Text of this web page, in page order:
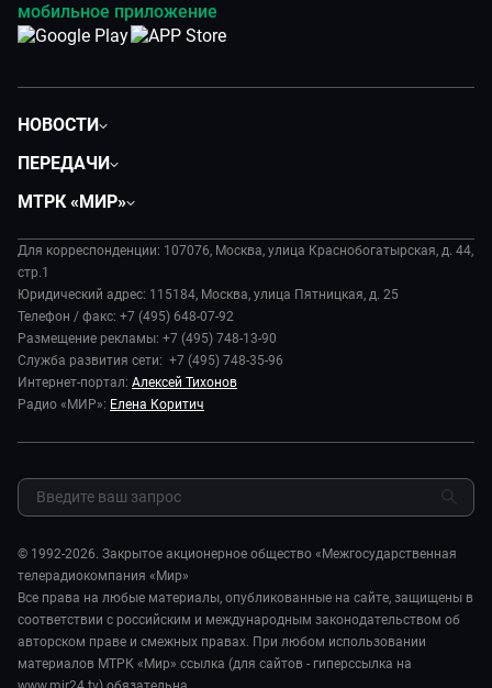
мобильное приложение
НОВОСТИ
Экономика
Происшествия
В содружестве
В мире
Наука и технологии
Здоровье и медицина
Спорт
Шоу-бизнес
Стиль жизни
Сад и огород
ПЕРЕДАЧИ
Дела судебные
Диктор делает
Игра в кино
Игра в кино. Мультфильмы
Исторический детектив
Миллион за 5 минут
Мировое соглашение
Предварительный диагноз
Пять причин поехать в...
МТРК «МИР»
История
Руководство
Новости компании
Пресса о нас
Карьера
Реклама
Закупки и тендеры
Обратная связь
Для корреспонденции: 107076, Москва, улица Краснобогатырская, д. 44,
стр.1
Юридический адрес: 115184, Москва, улица Пятницкая, д. 25
Телефон / факс: +7 (495) 648-07-92
Размещение рекламы: +7 (495) 748-13-90
Служба развития сети: +7 (495) 748-35-96
Интернет-портал: Алексей Тихонов
Радио «МИР»: Елена Коритич
© 1992-2026. Закрытое акционерное общество «Межгосударственная
телерадиокомпания «Мир»
Все права на любые материалы, опубликованные на сайте, защищены в
соответствии с российским и международным законодательством об
авторском праве и смежных правах. При любом использовании
материалов МТРК «Мир» ссылка (для сайтов - гиперссылка на